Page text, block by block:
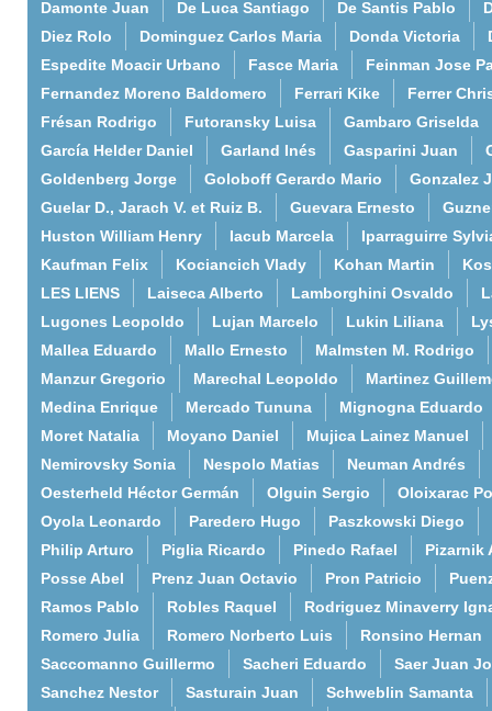
Damonte Juan
De Luca Santiago De Santis Pablo
Diez Rolo
Dominguez Carlos Maria Donda Victoria
Espedite Moacir Urbano
Fasce Maria
Feinman Jose
Fernandez Moreno Baldomero
Ferrari Kike
Ferrer
Frésan Rodrigo
Futoransky Luisa
Gambaro Griselda
García Helder Daniel
Garland Inés Gasparini Juan
Goldenberg Jorge
Goloboff Gerardo Mario
Gonzalez
Guelar D., Jarach V. et Ruiz B.
Guevara Ernesto
Huston William Henry
Iacub Marcela
Iparraguirre
Kaufman Felix
Kociancich Vlady Kohan Martin
LES LIENS
Laiseca Alberto Lamborghini Osvaldo
Lugones Leopoldo
Lujan Marcelo Lukin Liliana
Mallea Eduardo
Mallo Ernesto
Malmsten M. Rodrigo
Manzur Gregorio
Marechal Leopoldo
Martinez
Medina Enrique
Mercado Tununa
Mignogna Eduardo
Moret Natalia
Moyano Daniel
Mujica Lainez Manuel
Nemirovsky Sonia
Nespolo Matias
Neuman Andrés
Oesterheld Héctor Germán
Olguin Sergio
Oloixarac
Oyola Leonardo
Paredero Hugo
Paszkowski Diego
Philip Arturo
Piglia Ricardo Pinedo Rafael
Pizarnik
Posse Abel
Prenz Juan Octavio Pron Patricio
Ramos Pablo
Robles Raquel
Rodriguez Minaverry
Romero Julia
Romero Norberto Luis
Ronsino Hernan
Saccomanno Guillermo
Sacheri Eduardo
Saer Juan
Sanchez Nestor
Sasturain Juan
Schweblin Samanta